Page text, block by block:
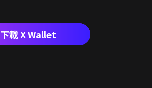
下載 X Wallet